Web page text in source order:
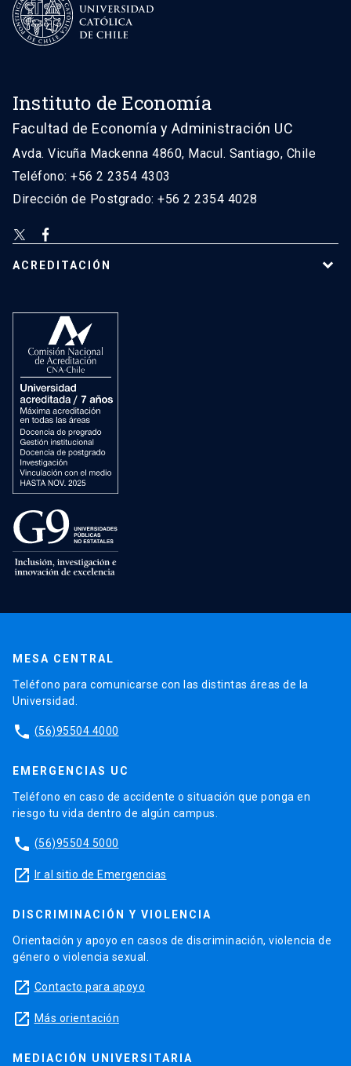
Instituto de Economía
Facultad de Economía y Administración UC
Avda. Vicuña Mackenna 4860, Macul. Santiago, Chile
Teléfono: +56 2 2354 4303
Dirección de Postgrado: +56 2 2354 4028
ACREDITACIÓN
MESA CENTRAL
Teléfono para comunicarse con las distintas áreas de la
Universidad.
phone (56)95504 4000
EMERGENCIAS UC
Teléfono en caso de accidente o situación que ponga en
riesgo tu vida dentro de algún campus.
phone (56)95504 5000
launch Ir al sitio de Emergencias
DISCRIMINACIÓN Y VIOLENCIA
Orientación y apoyo en casos de discriminación, violencia de
género o violencia sexual.
launch Contacto para apoyo
launch Más orientación
MEDIACIÓN UNIVERSITARIA